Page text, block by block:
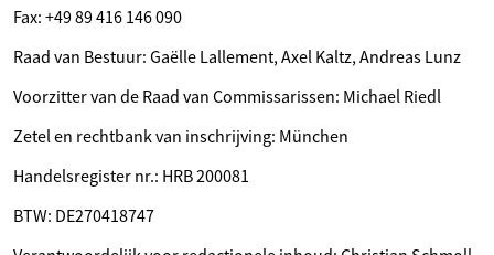
Fax: +49 89 416 146 090
Raad van Bestuur: Gaëlle Lallement, Axel Kaltz, Andreas Lunz
Voorzitter van de Raad van Commissarissen: Michael Riedl
Zetel en rechtbank van inschrijving: München
Handelsregister nr.: HRB 200081
BTW: DE270418747